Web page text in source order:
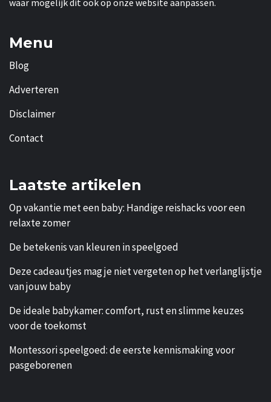
Menu
Blog
Adverteren
Disclaimer
Contact
Laatste artikelen
Op vakantie met een baby: Handige reishacks voor een
relaxte zomer
De betekenis van kleuren in speelgoed
Deze cadeautjes mag je niet vergeten op het verlanglijstje
van jouw baby
De ideale babykamer: comfort, rust en slimme keuzes
voor de toekomst
Montessori speelgoed: de eerste kennismaking voor
pasgeborenen